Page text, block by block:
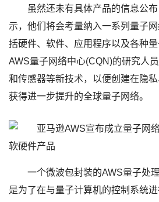
虽然还未有具体产品的信息公
示，他们将会考量纳入一系列量子
括硬件、软件、应用程序以及各种量
AWS量子网络中心(CQN)的研究人
和传感器等新技术，以便创建在隐
获得进一步提升的全球量子网络。
一个微波包封装的AWS量子处
是为了在与量子计算机的控制系统